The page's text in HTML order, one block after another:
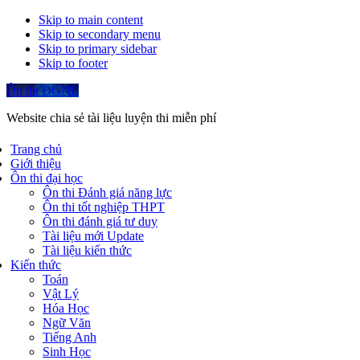
Skip to main content
Skip to secondary menu
Skip to primary sidebar
Skip to footer
Ôn thi ĐGNL
Website chia sẻ tài liệu luyện thi miễn phí
Trang chủ
Giới thiệu
Ôn thi đại học
Ôn thi Đánh giá năng lực
Ôn thi tốt nghiệp THPT
Ôn thi đánh giá tư duy
Tài liệu mới Update
Tài liệu kiến thức
Kiến thức
Toán
Vật Lý
Hóa Học
Ngữ Văn
Tiếng Anh
Sinh Học